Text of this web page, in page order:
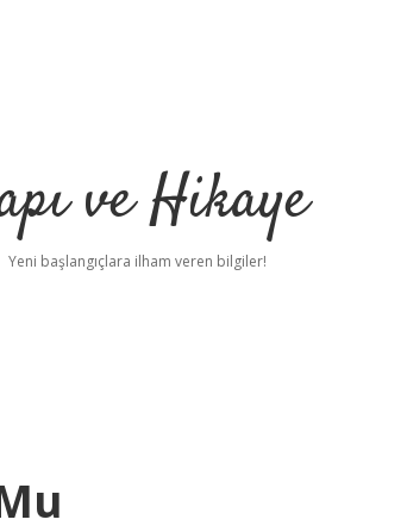
ve Hikaye
Yeni başlangıçlara ilham veren bilgiler!